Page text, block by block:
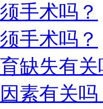
手术吗？
手术吗？
缺失有关
素有关吗​